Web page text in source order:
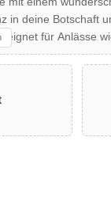
in deine Botschaft
für Anlässe
enthalten,